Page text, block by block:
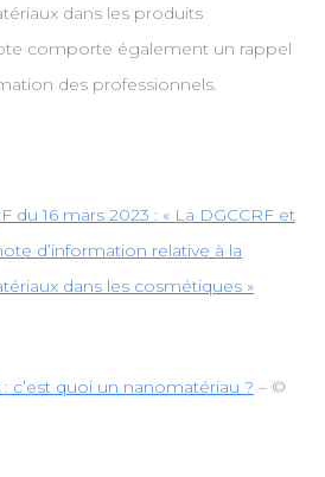
dans les produits
comporte également un rappel
des professionnels.
du 16 mars 2023 : « La DGCCRF et
d’information relative à la
dans les cosmétiques »
c’est quoi un nanomatériau ? – ©